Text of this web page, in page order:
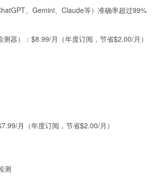
、Gemini、Claude等）准确率超过99%
器）：$8.99/月（年度订阅，节省$2.00/月）
月（年度订阅，节省$2.00/月）
测